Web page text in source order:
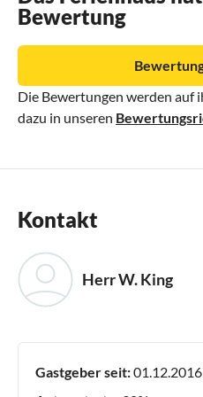
Bewertung
Die Bewertungen werden
dazu in unseren
Kontakt
Herr W. King
Gastgeber seit:01.12.2016